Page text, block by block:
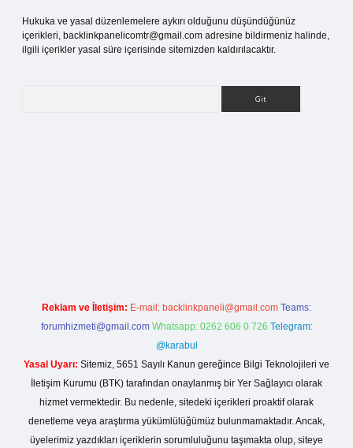
Hukuka ve yasal düzenlemelere aykırı olduğunu düşündüğünüz
içerikleri, backlinkpanelicomtr@gmail.com adresine bildirmeniz halinde,
ilgili içerikler yasal süre içerisinde sitemizden kaldırılacaktır.
Reklam ve İletişim: E-mail: backlinkpaneli@gmail.com Teams:
forumhizmeti@gmail.com Whatsapp: 0262 606 0 726 Telegram:
@karabul
Yasal Uyarı: Sitemiz, 5651 Sayılı Kanun gereğince Bilgi Teknolojileri ve
İletişim Kurumu (BTK) tarafından onaylanmış bir Yer Sağlayıcı olarak
hizmet vermektedir. Bu nedenle, sitedeki içerikleri proaktif olarak
denetleme veya araştırma yükümlülüğümüz bulunmamaktadır. Ancak,
üyelerimiz yazdıkları içeriklerin sorumluluğunu taşımakta olup, siteye